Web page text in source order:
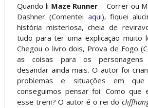
Quando li Maze Runner – Correr ou
Dashner (Comentei aqui), fiquei
história misteriosa, cheia de
tudo para ter uma explicação muito
Chegou o livro dois, Prova de Fogo
as coisas para os personagens
desandar ainda mais. O autor foi
problemas e situações em
conseguimos pensar foi: Como que
esse trem? O autor é o rei do